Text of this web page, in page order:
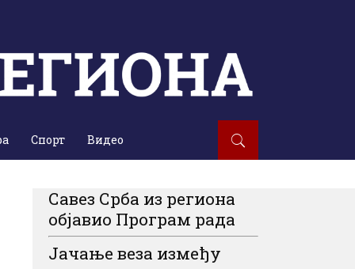
Спорт Видео
Савез Срба из региона
објавио Програм рада
Јачање веза између